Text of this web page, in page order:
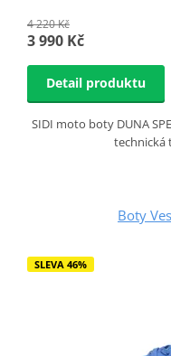
4 220 Kč
3 990 Kč
Detail produktu
SIDI moto boty DUNA
technická
Boty
SLEVA 46%